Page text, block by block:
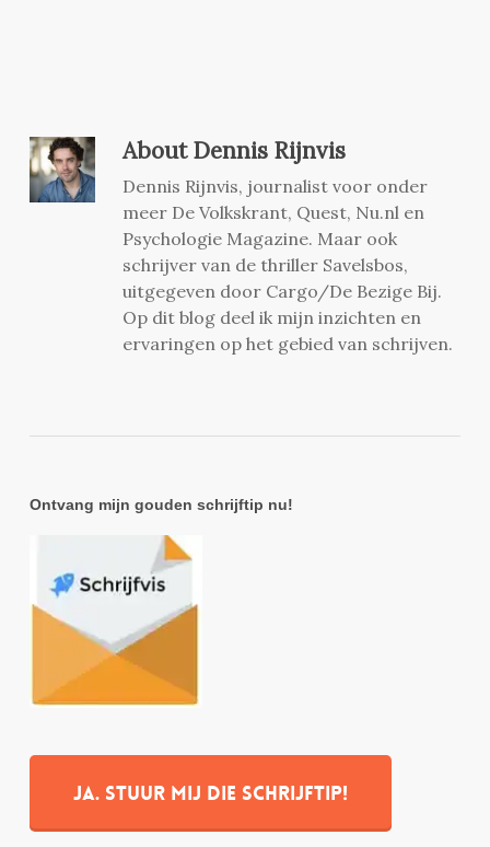
AboutDennis Rijnvis
Dennis Rijnvis, journalist voor onder
meer De Volkskrant, Quest, Nu.nl en
Psychologie Magazine. Maar ook
schrijver van de thriller Savelsbos,
uitgegeven door Cargo/De Bezige Bij.
Op dit blog deel ik mijn inzichten en
ervaringen op het gebied van schrijven.
Ontvang mijn gouden schrijftip nu!
Ja. stuur mij die schrijftip!